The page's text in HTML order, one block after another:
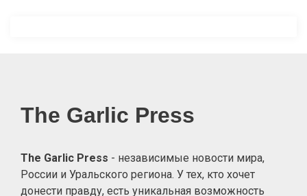
The Garlic Press
The Garlic Press - независимые новости мира,
России и Уральского региона. У тех, кто хочет
донести правду, есть уникальная возможность